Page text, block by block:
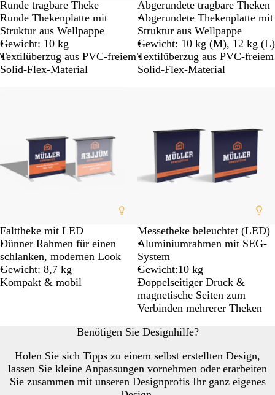
Runde tragbare Theke
Runde Thekenplatte mit
Struktur aus Wellpappe
Gewicht: 10 kg
Textilüberzug aus PVC-freiem
Solid-Flex-Material
Abgerundete tragbare Theken
Abgerundete Thekenplatte mit
Struktur aus Wellpappe
Gewicht: 10 kg (M), 12 kg (L)
Textilüberzug aus PVC-freiem
Solid-Flex-Material
Falttheke mit LED
Dünner Rahmen für einen
schlanken, modernen Look
Gewicht: 8,7 kg
Kompakt & mobil
Messetheke beleuchtet (LED)
Aluminiumrahmen mit SEG-
System
Gewicht:10 kg
Doppelseitiger Druck &
magnetische Seiten zum
Verbinden mehrerer Theken
Benötigen Sie Designhilfe?
Holen Sie sich Tipps zu einem selbst erstellten Design,
lassen Sie kleine Anpassungen vornehmen oder erarbeiten
Sie zusammen mit unseren Designprofis Ihr ganz eigenes